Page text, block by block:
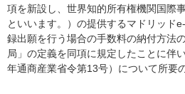
項を新設し、世界知的所有権機関国際
といいます。）の提供するマドリッド
録出願を行う場合の手数料の納付方法
局」の定義を同項に規定したことに伴
年通商産業省令第13号）について所要